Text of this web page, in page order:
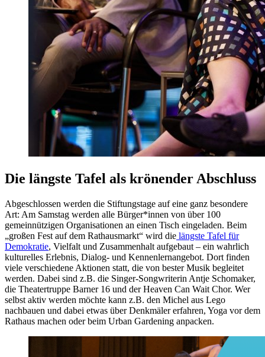
Die längste Tafel als krönender Abschluss
Abgeschlossen werden die Stiftungstage auf eine ganz besondere
Art: Am Samstag werden alle Bürger*innen von über 100
gemeinnützigen Organisationen an einen Tisch eingeladen. Beim
„großen Fest auf dem Rathausmarkt“ wird die längste Tafel für
Demokratie, Vielfalt und Zusammenhalt aufgebaut – ein wahrlich
kulturelles Erlebnis, Dialog- und Kennenlernangebot. Dort finden
viele verschiedene Aktionen statt, die von bester Musik begleitet
werden. Dabei sind z.B. die Singer-Songwriterin Antje Schomaker,
die Theatertruppe Barner 16 und der Heaven Can Wait Chor. Wer
selbst aktiv werden möchte kann z.B. den Michel aus Lego
nachbauen und dabei etwas über Denkmäler erfahren, Yoga vor dem
Rathaus machen oder beim Urban Gardening anpacken.